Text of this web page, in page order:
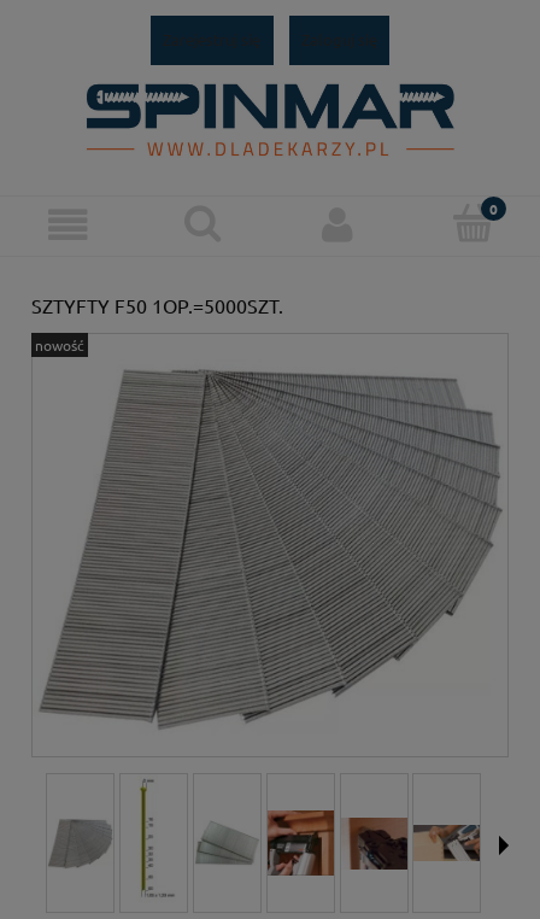
SZTYFTY F50 1OP.=5000SZT.
nowość